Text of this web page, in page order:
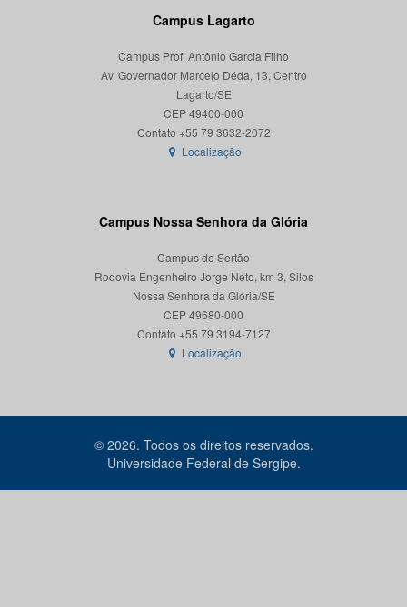
Campus Lagarto
Campus Prof. Antônio Garcia Filho
Av. Governador Marcelo Déda, 13, Centro
Lagarto/SE
CEP 49400-000
Localização
Campus Nossa Senhora da Glória
Campus do Sertão
Rodovia Engenheiro Jorge Neto, km 3, Silos
Nossa Senhora da Glória/SE
CEP 49680-000
Contato +55 79 3194-7127
Localização
© 2026. Todos os direitos reservados.
Universidade Federal de Sergipe.